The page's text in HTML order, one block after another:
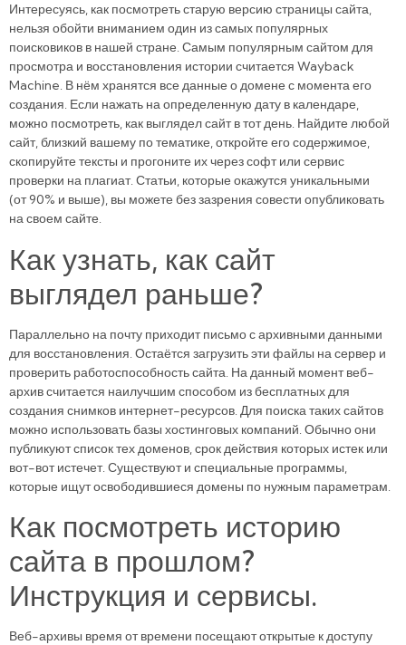
Интересуясь, как посмотреть старую версию страницы сайта,
нельзя обойти вниманием один из самых популярных
поисковиков в нашей стране. Самым популярным сайтом для
просмотра и восстановления истории считается Wayback
Machine. В нём хранятся все данные о домене с момента его
создания. Если нажать на определенную дату в календаре,
можно посмотреть, как выглядел сайт в тот день. Найдите любой
сайт, близкий вашему по тематике, откройте его содержимое,
скопируйте тексты и прогоните их через софт или сервис
проверки на плагиат. Статьи, которые окажутся уникальными
(от 90% и выше), вы можете без зазрения совести опубликовать
на своем сайте.
Как узнать, как сайт
выглядел раньше?
Параллельно на почту приходит письмо с архивными данными
для восстановления. Остаётся загрузить эти файлы на сервер и
проверить работоспособность сайта. На данный момент веб-
архив считается наилучшим способом из бесплатных для
создания снимков интернет-ресурсов. Для поиска таких сайтов
можно использовать базы хостинговых компаний. Обычно они
публикуют список тех доменов, срок действия которых истек или
вот-вот истечет. Существуют и специальные программы,
которые ищут освободившиеся домены по нужным параметрам.
Как посмотреть историю
сайта в прошлом?
Инструкция и сервисы.
Веб-архивы время от времени посещают открытые к доступу